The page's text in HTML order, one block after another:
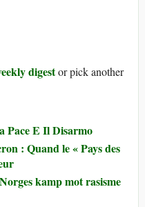
digestor pick another
Pace E Il Disarmo
: Quand le « Pays des
kamp mot rasisme